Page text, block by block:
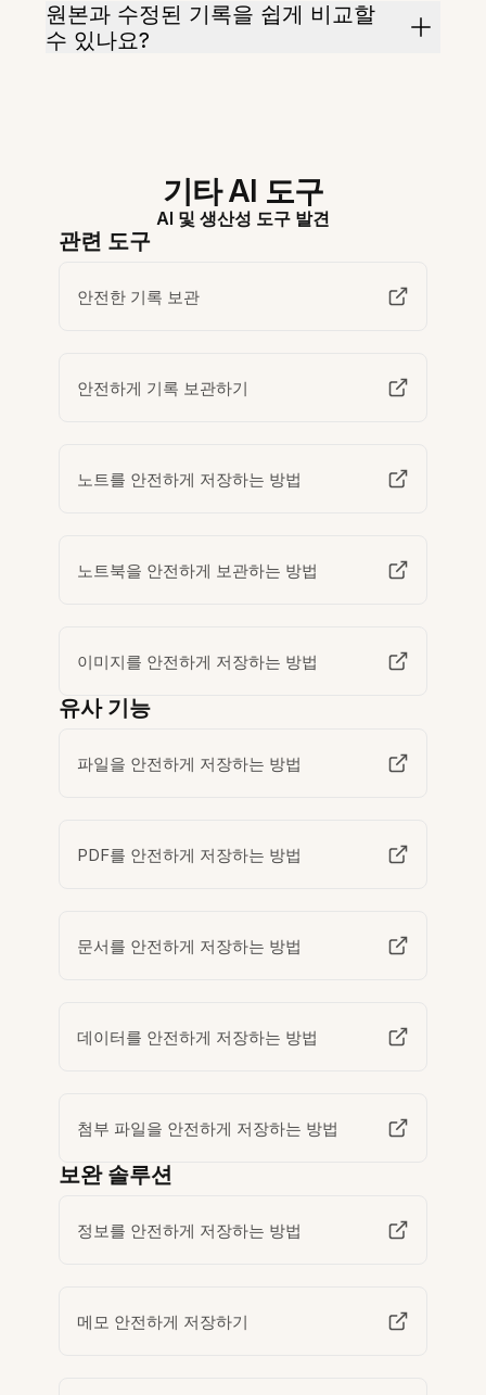
원본과 수정된 기록을 쉽게 비교할
수 있나요?
기타 AI 도구
AI 및 생산성 도구 발견
관련 도구
안전한 기록 보관
안전하게 기록 보관하기
노트를 안전하게 저장하는 방법
노트북을 안전하게 보관하는 방법
이미지를 안전하게 저장하는 방법
유사 기능
파일을 안전하게 저장하는 방법
PDF를 안전하게 저장하는 방법
문서를 안전하게 저장하는 방법
데이터를 안전하게 저장하는 방법
첨부 파일을 안전하게 저장하는 방법
보완 솔루션
정보를 안전하게 저장하는 방법
메모 안전하게 저장하기